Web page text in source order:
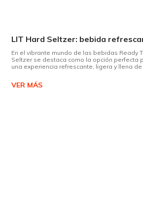
En el vibrante mundo de las bebidas Ready
Seltzer se destaca como la opción perfecta
una experiencia refrescante, ligera y llena de
VER MÁS